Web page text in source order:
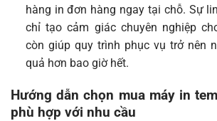
hàng in đơn hàng ngay tại chỗ. Sự
chỉ tạo cảm giác chuyên nghiệp
còn giúp quy trình phục vụ trở nên
quả hơn bao giờ hết.
Hướng dẫn chọn mua máy in
phù hợp với nhu cầu